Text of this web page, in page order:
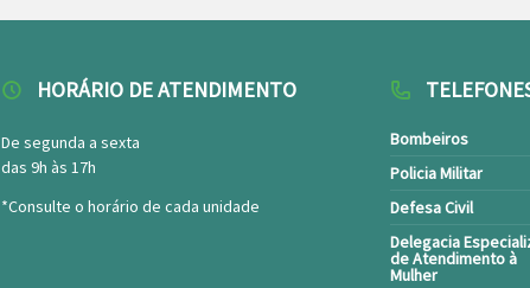
HORÁRIO DE ATENDIMENTO
De segunda a sexta
das 9h às 17h
*Consulte o horário de cada unidade
Bombeiros
Policia Militar
Defesa Civil
Delegacia
de Atendimento à
Mulher